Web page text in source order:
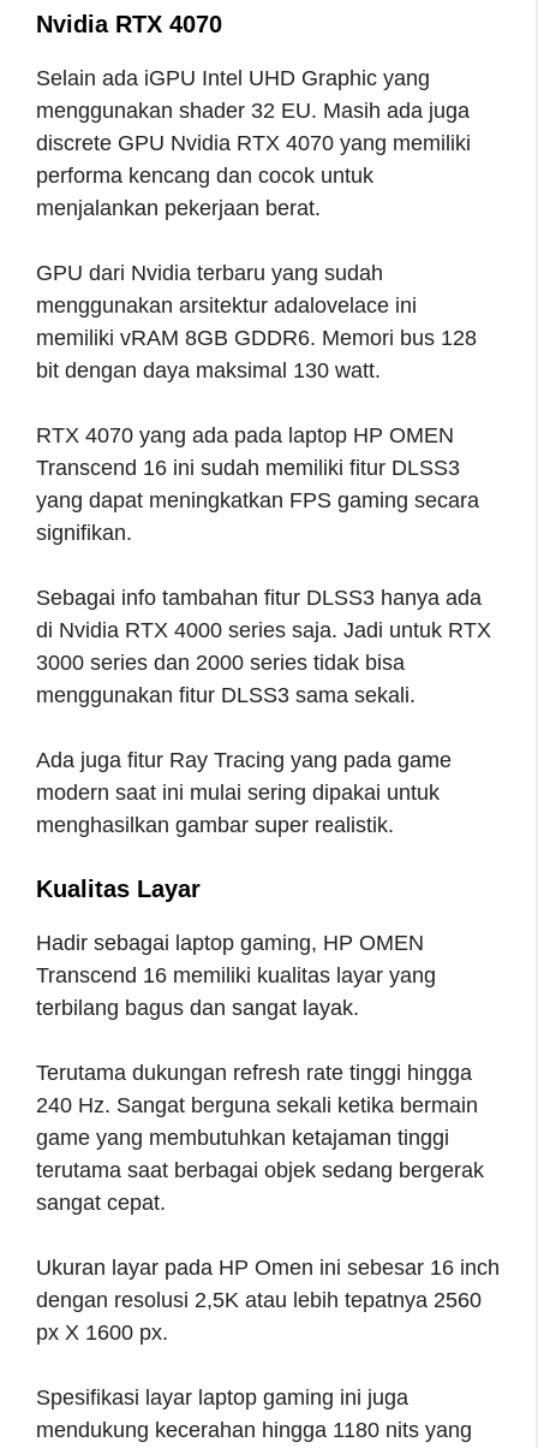
Nvidia RTX 4070
Selain ada iGPU Intel UHD Graphic yang
menggunakan shader 32 EU. Masih ada juga
discrete GPU Nvidia RTX 4070 yang memiliki
performa kencang dan cocok untuk
menjalankan pekerjaan berat.
GPU dari Nvidia terbaru yang sudah
menggunakan arsitektur adalovelace ini
memiliki vRAM 8GB GDDR6. Memori bus 128
bit dengan daya maksimal 130 watt.
RTX 4070 yang ada pada laptop HP OMEN
Transcend 16 ini sudah memiliki fitur DLSS3
yang dapat meningkatkan FPS gaming secara
signifikan.
Sebagai info tambahan fitur DLSS3 hanya ada
di Nvidia RTX 4000 series saja. Jadi untuk RTX
3000 series dan 2000 series tidak bisa
menggunakan fitur DLSS3 sama sekali.
Ada juga fitur Ray Tracing yang pada game
modern saat ini mulai sering dipakai untuk
menghasilkan gambar super realistik.
Kualitas Layar
Hadir sebagai laptop gaming, HP OMEN
Transcend 16 memiliki kualitas layar yang
terbilang bagus dan sangat layak.
Terutama dukungan refresh rate tinggi hingga
240 Hz. Sangat berguna sekali ketika bermain
game yang membutuhkan ketajaman tinggi
terutama saat berbagai objek sedang bergerak
sangat cepat.
Ukuran layar pada HP Omen ini sebesar 16 inch
dengan resolusi 2,5K atau lebih tepatnya 2560
px X 1600 px.
Spesifikasi layar laptop gaming ini juga
mendukung kecerahan hingga 1180 nits yang